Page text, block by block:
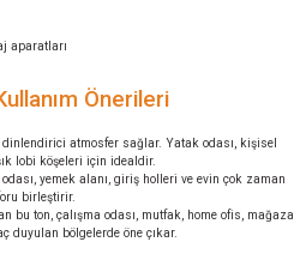
aparatları
Önerileri
dinlendirici atmosfer sağlar. Yatak odası, kişisel
lobi köşeleri için idealdir.
yemek alanı, giriş holleri ve evin çok zaman
birleştirir.
bu ton, çalışma odası, mutfak, home ofis, mağaza
duyulan bölgelerde öne çıkar.